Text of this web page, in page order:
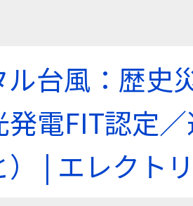
ル台風：歴史
発電FIT認定
） | エレクト